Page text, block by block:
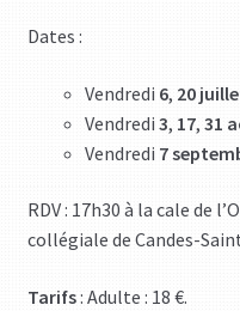
Dates :
Vendredi 6, 20
Vendredi 3, 17, 31
Vendredi 7
RDV : 17h30 à la cale de
collégiale de Candes-
Tarifs: Adulte : 18 €.